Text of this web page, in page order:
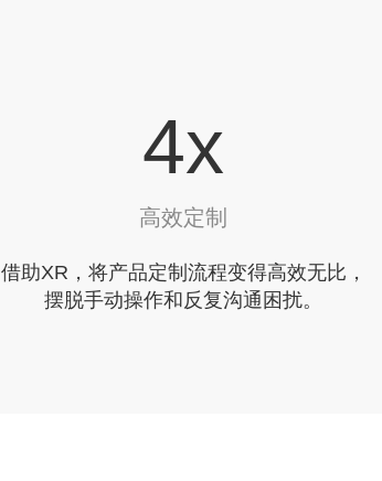
5x
高效定制
借助XR，将产品定制流程变得高效无比，
摆脱手动操作和反复沟通困扰。